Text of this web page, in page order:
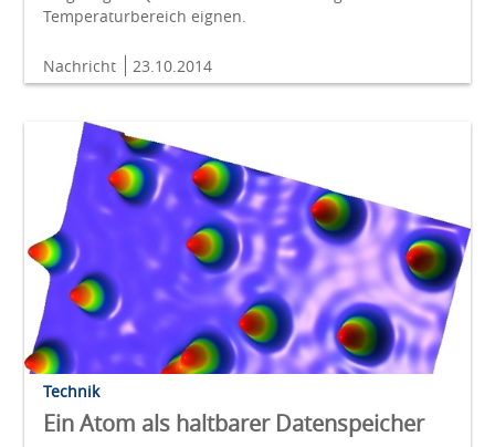
Temperaturbereich eignen.
Nachricht 23.10.2014
Technik
Ein Atom als haltbarer Datenspeicher